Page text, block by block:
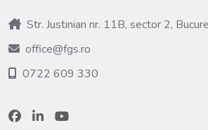
Str. Justinian nr. 11B, sector 2,
office@fgs.ro
0722 609 330